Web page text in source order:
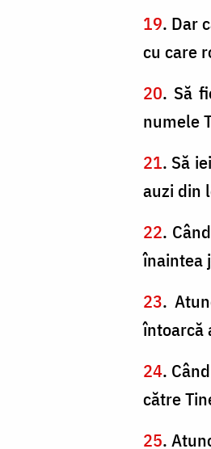
19. Dar
cu care
20. Să
numele
21. Să
auzi din
22.
înaintea
23.
întoarcă
24.
către
25.